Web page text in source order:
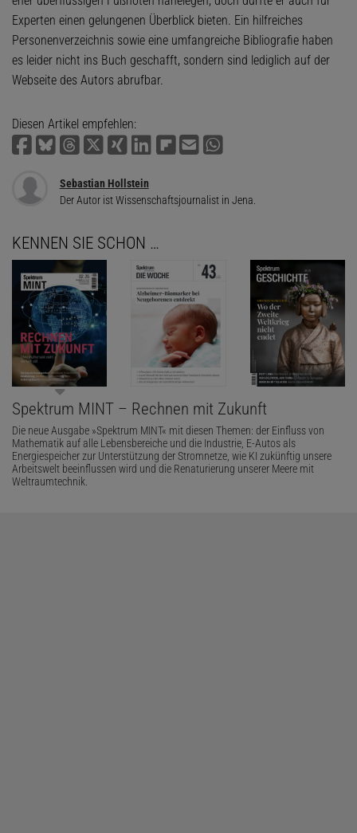
Experten einen gelungenen Überblick bieten. Ein hilfreiches
Personenverzeichnis sowie eine umfangreiche Bibliografie haben
es leider nicht ins Buch geschafft, sondern sind lediglich auf der
Webseite des Autors abrufbar.
Diesen Artikel empfehlen:
Sebastian Hollstein
Der Autor ist Wissenschaftsjournalist in Jena.
KENNEN SIE SCHON …
Spektrum MINT – Rechnen mit Zukunft
Die neue Ausgabe »Spektrum MINT« mit diesen Themen: der Einfluss von
Mathematik auf alle Lebensbereiche und die Industrie, E-Autos als
Energiespeicher zur Unterstützung der Stromnetze, wie KI zukünftig unsere
Arbeitswelt beeinflussen wird und die Renaturierung unserer Meere mit
Weltraumtechnik.